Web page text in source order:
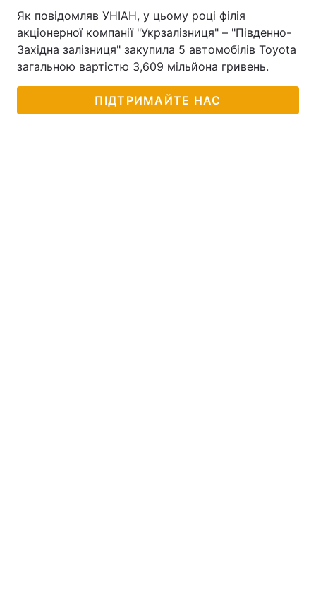
Як повідомляв УНІАН, у цьому році філія
акціонерної компанії "Укрзалізниця" – "Південно-
Західна залізниця" закупила 5 автомобілів Toyota
загальною вартістю 3,609 мільйона гривень.
ПІДТРИМАЙТЕ НАС